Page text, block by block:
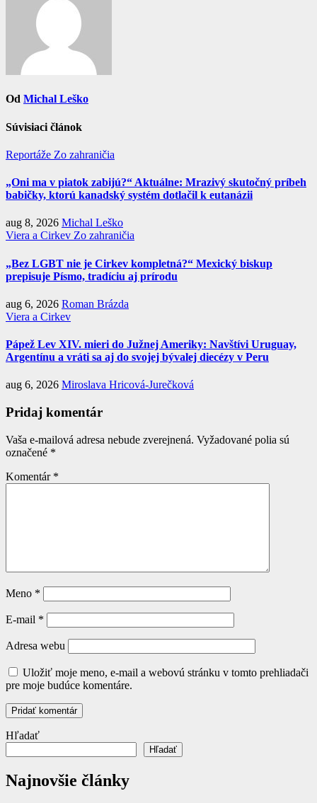
Od Michal Leško
Súvisiaci článok
Reportáže Zo zahraničia
„Oni ma v piatok zabijú?“ Aktuálne: Mrazivý skutočný príbeh
babičky, ktorú kanadský systém dotlačil k eutanázii
aug 8, 2026 Michal Leško
Viera a Cirkev Zo zahraničia
„Bez LGBT nie je Cirkev kompletná?“ Mexický biskup
prepisuje Písmo, tradíciu aj prírodu
aug 6, 2026 Roman Brázda
Viera a Cirkev
Pápež Lev XIV. mieri do Južnej Ameriky: Navštívi Uruguay,
Argentínu a vráti sa aj do svojej bývalej diecézy v Peru
aug 6, 2026 Miroslava Hricová-Jurečková
Pridaj komentár
Vaša e-mailová adresa nebude zverejnená. Vyžadované polia sú
označené *
Komentár *
Meno *
E-mail *
Adresa webu
Uložiť moje meno, e-mail a webovú stránku v tomto prehliadači
pre moje budúce komentáre.
Hľadať
Hľadať
Najnovšie články